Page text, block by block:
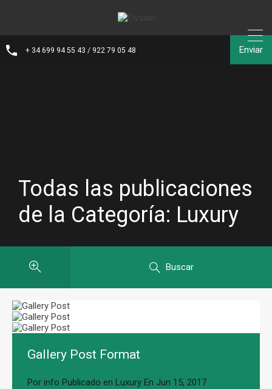
+ 34 699 94 55 43 / 922 79 05 48 Enviar
Todas las publicaciones
de la Categoría: Luxury
Buscar
Gallery Post Format
Por info Publicado en Luxury En Jun 15, 2017